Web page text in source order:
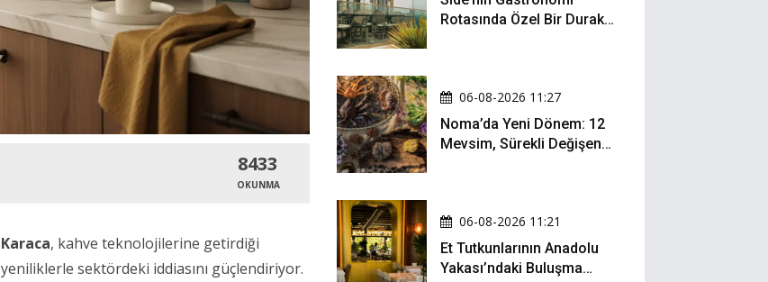
8433
OKUNMA
Karaca, kahve teknolojilerine getirdiği
yeniliklerle sektördeki iddiasını güçlendiriyor.
Rotasında Özel Bir Durak:
06-08-2026 11:27
Noma’da Yeni Dönem: 12
Mevsim, Sürekli Değişen
06-08-2026 11:21
Et Tutkunlarının Anadolu
Yakası’ndaki Buluşma